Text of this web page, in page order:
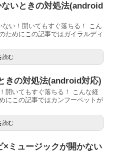
いときの対処法(android
い！開いてもすぐ落ちる！ こん
ためにこの記事ではガイラルディ
読む
きの対処法(android対応)
開いてもすぐ落ちる！ こんな経
にこの記事ではカンフーペットが
読む
ミュージックが開かない